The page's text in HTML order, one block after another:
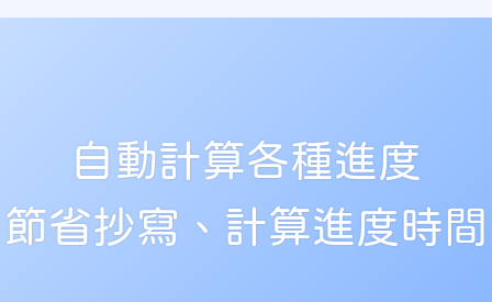
自動計算各種進度
節省抄寫、計算進度時間